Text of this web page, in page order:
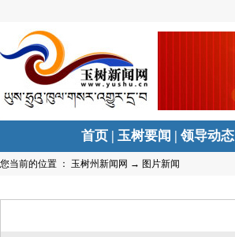
首页 |玉树要闻 |领导动态
您当前的位置 ： 玉树州新闻网 → 图片新闻